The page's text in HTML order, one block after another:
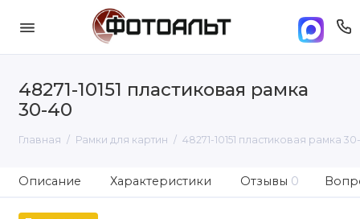
48271-10151 пластиковая рамка
30-40
Главная Рамки для картин 48271-10151 пластиковая рамка
Описание Характеристики Отзывы 0